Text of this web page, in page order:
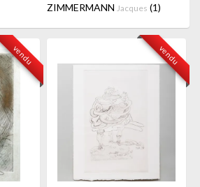
ZIMMERMANN Jacques (1)
vendu vendu